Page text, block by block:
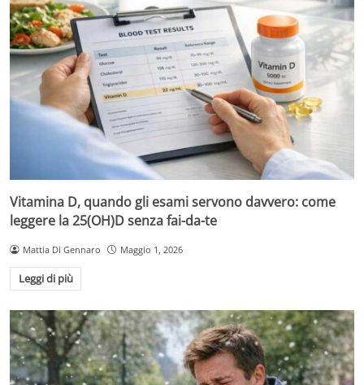
Vitamina D, quando gli esami servono davvero: come
leggere la 25(OH)D senza fai-da-te
Mattia Di Gennaro Maggio 1, 2026
Leggi di più